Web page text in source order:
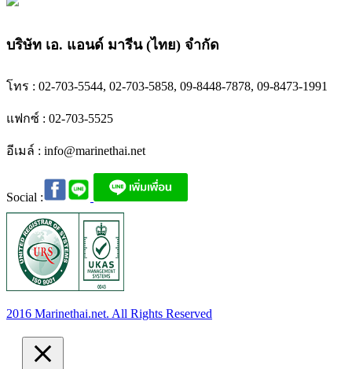
บริษัท เอ. แอนด์ มารีน (ไทย) จำกัด
โทร : 02-703-5544, 02-703-5858, 09-8448-7878, 09-8473-1991
แฟกซ์ : 02-703-5525
อีเมล์ : info@marinethai.net
Social :
2016 Marinethai.net. All Rights Reserved